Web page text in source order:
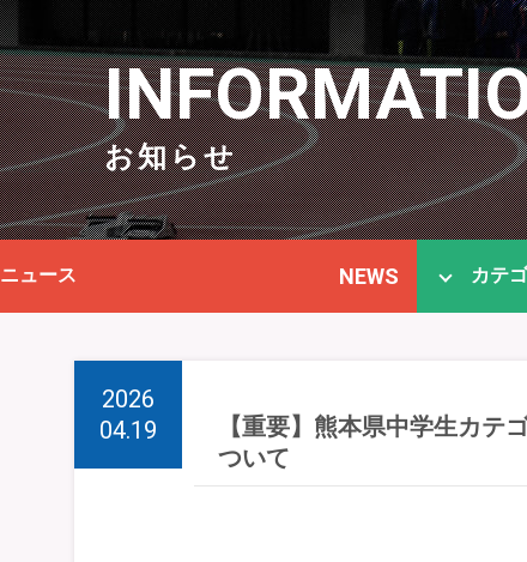
お知らせ
2026
04.19
【重要】熊本県中学生カテ
ついて
ニュース NEWS カテ